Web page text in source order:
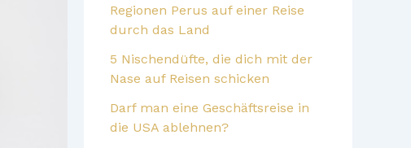
Regionen Perus auf einer Reise
durch das Land
5 Nischendüfte, die dich mit der
Nase auf Reisen schicken
Darf man eine Geschäftsreise in
die USA ablehnen?